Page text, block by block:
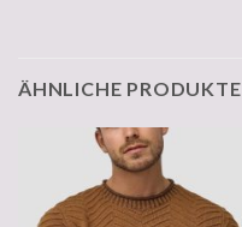
ÄHNLICHE PRODUKTE